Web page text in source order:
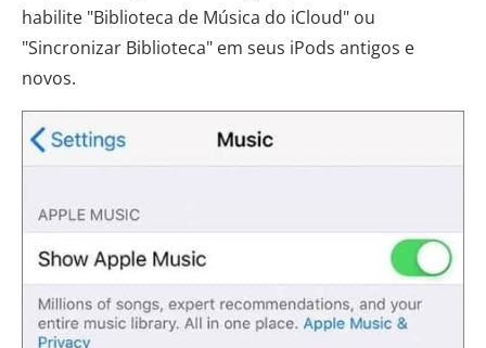
habilite "Biblioteca de Música do iCloud" ou
"Sincronizar Biblioteca" em seus iPods antigos e
novos.